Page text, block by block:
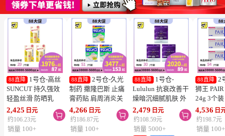
88直降
1号仓-高丝
SUNCUT 持久强效
轻盈丝滑 防晒乳
SPF50+ PA++++
50ml 3个装 阻隔紫
外线 持久耐水 户外
2,425 日元
约106.23元

销量 100+
88直降
2号仓-久光
制药 撒隆巴斯 止痛
膏药贴 肩周消炎关
节颈椎疼 4.6×7.2cm
120贴 3个装【第3类
医药品】
4,266 日元
约186.87元

销量 100+
88直降
1号仓-
Lululun 抗衰改善干
燥暗沉细腻肌肤 外
泌体精华液保湿面膜
7片 3个装 Exosome
增加肌肤弹力透明感
2,479 日元
约108.59元

销量 5000+
88直降
2
狮王
24g 3个
疮 去痘
舒缓炎症
类医药品
4,536 日
约198.7元
销量 100+